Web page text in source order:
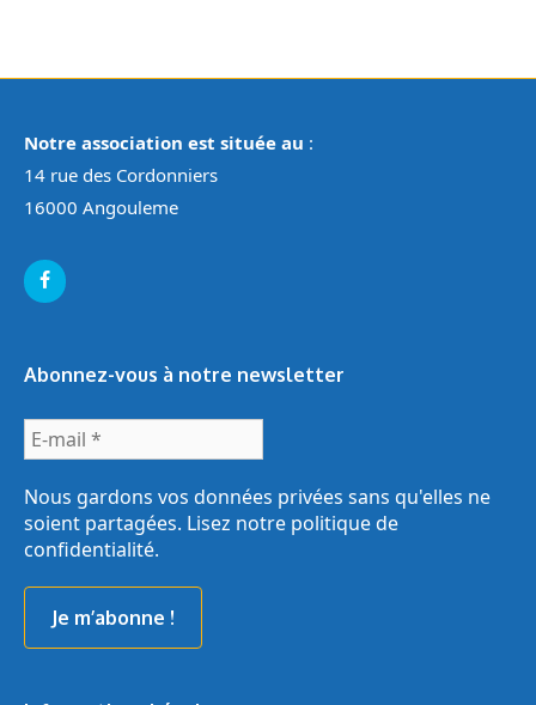
Notre association est située au :
14 rue des Cordonniers
16000 Angouleme
Abonnez-vous à notre newsletter
E-
mail
*Nous gardons vos données privées sans qu'elles ne
soient partagées. Lisez notre politique de
confidentialité.